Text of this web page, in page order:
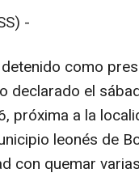
-
como
declarado el
próxima a la
leonés de
con quemar